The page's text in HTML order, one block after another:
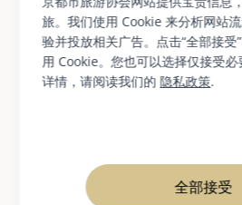
旅。我们使用 Cookie 来分析网站
验并投放相关广告。点击“全部接受
用 Cookie。您也可以选择仅接受
详情，请阅读我们的隐私政策.
全部接受
美景